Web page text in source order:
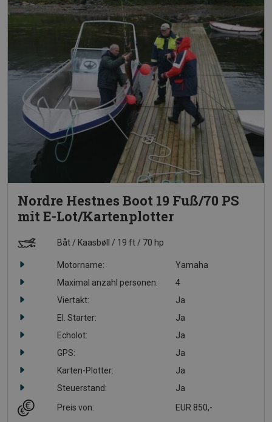
Nordre Hestnes Boot 19 Fuß/70 PS
mit E-Lot/Kartenplotter
Båt Kaasbøll 19 ft 70 hp
Motorname:
Yamaha
Maximal anzahl personen:
4
Viertakt:
Ja
El. Starter:
Ja
Echolot:
Ja
GPS:
Ja
Karten-Plotter:
Ja
Steuerstand:
Ja
Preis von: EUR 850,-